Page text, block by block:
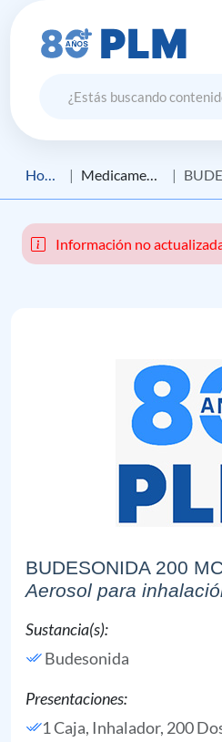
Home Medicamento
Información no
BUDESONIDA 200
Aerosol para
Sustancia(s):
Budesonida
Presentaciones:
1 Caja, Inhalador, 200